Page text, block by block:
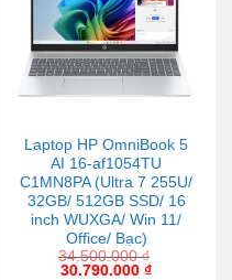
Laptop HP OmniBook 5
AI 16-af1054TU
C1MN8PA (Ultra 7 255U/
32GB/ 512GB SSD/ 16
inch WUXGA/ Win 11/
Office/ Bạc)
34.500.000₫
30.790.000 ₫